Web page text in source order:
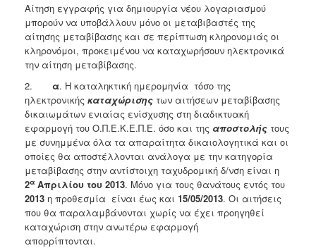
ΑΝΘΕΚΤΙΚΗ
ΠΟΛΗ
Αίτηση εγγραφής για δημιουργία νέου λογαριασμού
μπορούν να υποβάλλουν μόνο οι μεταβιβαστές της
αίτησης μεταβίβασης και σε περίπτωση κληρονομιάς οι
κληρονόμοι, προκειμένου να καταχωρήσουν ηλεκτρονικά
την αίτηση μεταβίβασης.
2. α. Η καταληκτική ημερομηνία τόσο της
ηλεκτρονικής καταχώρισης των αιτήσεων μεταβίβασης
δικαιωμάτων ενιαίας ενίσχυσης στη διαδικτυακή
εφαρμογή του Ο.Π.Ε.Κ.Ε.Π.Ε. όσο και της αποστολής τους
με συνημμένα όλα τα απαραίτητα δικαιολογητικά και οι
οποίες θα αποστέλλονται ανάλογα με την κατηγορία
μεταβίβασης στην αντίστοιχη ταχυδρομική δ/νση είναι η
2α Απριλίου του 2013. Μόνο για τους θανάτους εντός του
2013 η προθεσμία είναι έως και 15/05/2013. Οι αιτήσεις
που θα παραλαμβάνονται χωρίς να έχει προηγηθεί
καταχώριση στην ανωτέρω εφαρμογή
απορρίπτονται.